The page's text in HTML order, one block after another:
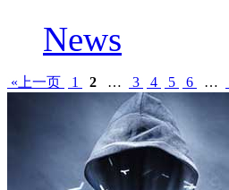
News
«上一页 1 2 … 3 4 5 6 …